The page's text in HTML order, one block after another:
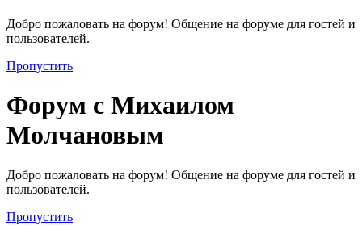
Добро пожаловать на форум! Общение на форуме для гостей и
пользователей.
Пропустить
Форум с Михаилом
Молчановым
Добро пожаловать на форум! Общение на форуме для гостей и
пользователей.
Пропустить